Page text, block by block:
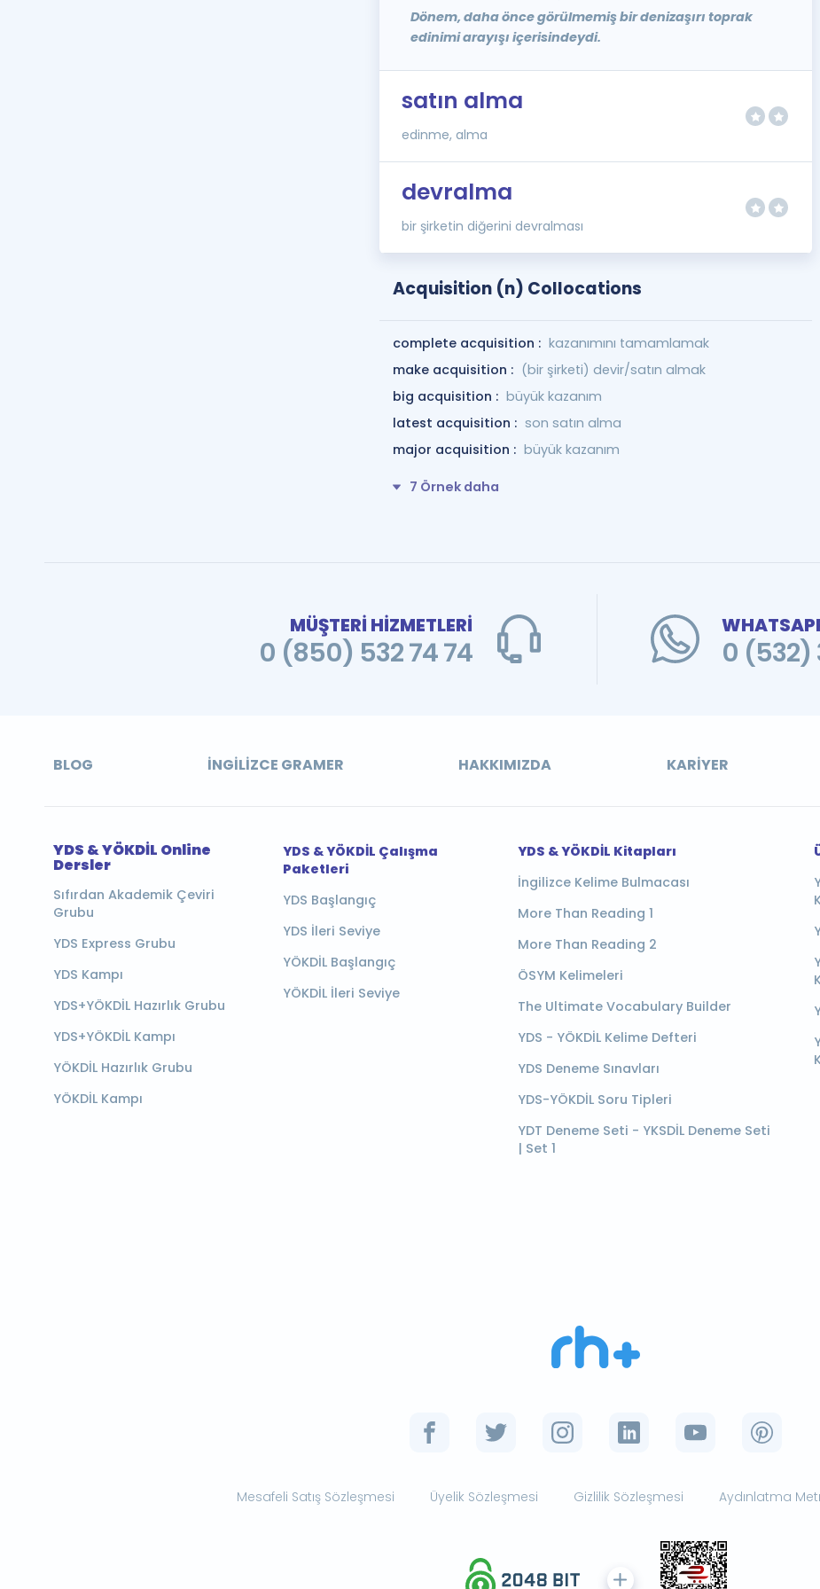
Dönem, daha önce görülmemiş bir denizaşırı toprak
edinimi arayışı içerisindeydi.
satın alma
edinme, alma
devralma
bir şirketin diğerini devralması
Acquisition (n) Collocations
complete acquisition : kazanımını tamamlamak
make acquisition : (bir şirketi) devir/satın almak
big acquisition : büyük kazanım
latest acquisition : son satın alma
major acquisition : büyük kazanım
7 Örnek daha
MÜŞTERİ HİZMETLERİ
0 (850) 532 74 74 0 (532)
BLOG İNGILIZCE GRAMER HAKKIMIZDA KARIYER
YDS & YÖKDİL Online
Dersler
Sıfırdan Akademik Çeviri
Grubu
YDS Express Grubu
YDS Kampı
YDS+YÖKDİL Hazırlık Grubu
YDS+YÖKDİL Kampı
YÖKDİL Hazırlık Grubu
YÖKDİL Kampı
YDS & YÖKDİL Çalışma
Paketleri
YDS Başlangıç
YDS İleri Seviye
YÖKDİL Başlangıç
YÖKDİL İleri Seviye
YDS & YÖKDİL Kitapları
İngilizce Kelime Bulmacası
More Than Reading 1
More Than Reading 2
ÖSYM Kelimeleri
The Ultimate Vocabulary Builder
YDS - YÖKDİL Kelime Defteri
YDS Deneme Sınavları
YDS-YÖKDİL Soru Tipleri
YDT Deneme Seti - YKSDİL Deneme Seti
| Set 1
Mesafeli Satış Sözleşmesi Üyelik Sözleşmesi Gizlilik Sözleşmesi Aydınlatma